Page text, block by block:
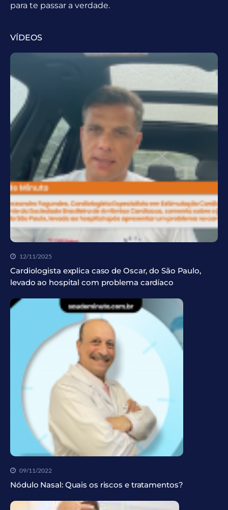
para te passar a verdade.
VÍDEOS
12/11/2025
Cardiologista explica caso de Oscar, do São Paulo,
levado ao hospital com problema cardíaco
09/11/2022
Nódulo Nasal: Quais os riscos e tratamentos?